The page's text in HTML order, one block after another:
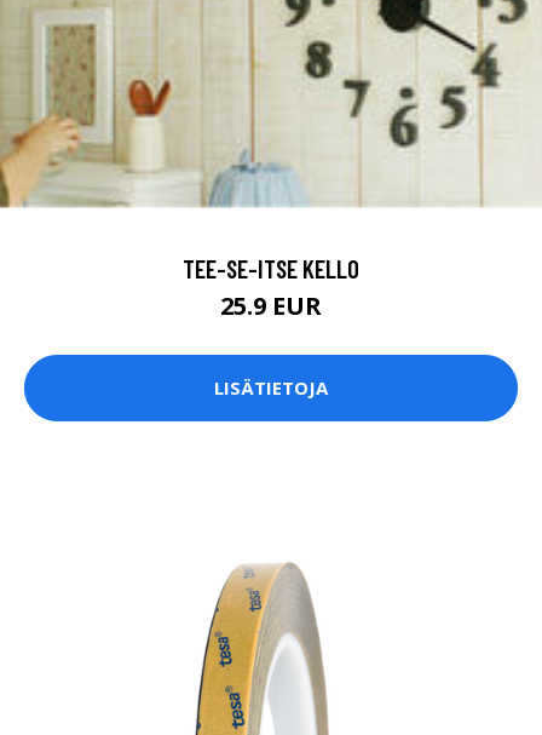
TEE-SE-ITSE KELLO
25.9 EUR
LISÄTIETOJA